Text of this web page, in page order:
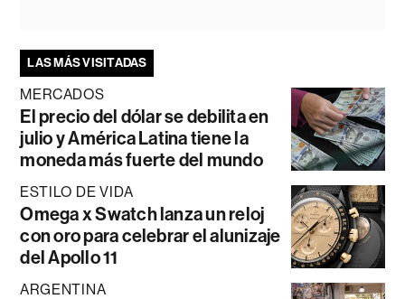
LAS MÁS VISITADAS
MERCADOS
El precio del dólar se debilita en
julio y América Latina tiene la
moneda más fuerte del mundo
ESTILO DE VIDA
Omega x Swatch lanza un reloj
con oro para celebrar el alunizaje
del Apollo 11
ARGENTINA